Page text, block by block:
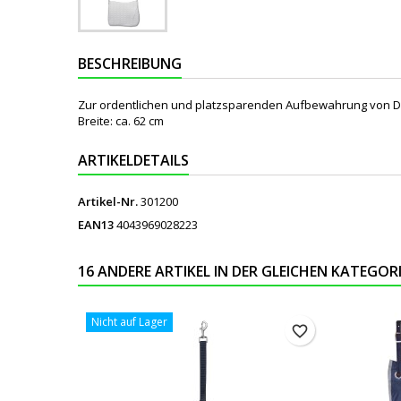
BESCHREIBUNG
Zur ordentlichen und platzsparenden Aufbewahrung von
Breite: ca. 62 cm
ARTIKELDETAILS
Artikel-Nr.301200
EAN134043969028223
16 ANDERE ARTIKEL IN DER GLEICHEN
Nicht auf Lager
favorite_border